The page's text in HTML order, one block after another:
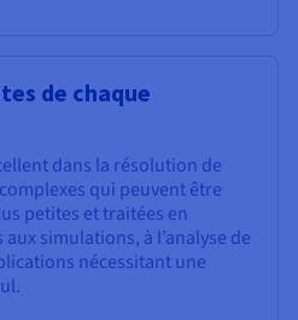
de chaque
dans la résolution de
qui peuvent être
petites et traitées en
simulations, à l’analyse de
nécessitant une